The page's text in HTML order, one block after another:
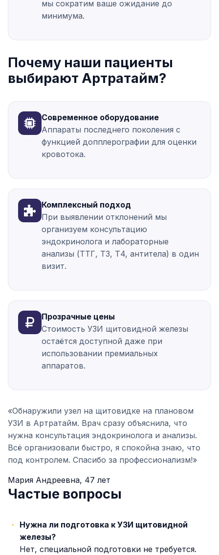
мы сократим ваше ожидание до
минимума.
Почему наши пациенты
выбирают Артратайм?
Современное оборудование
Аппараты последнего поколения с
функцией допплерографии для оценки
кровотока.
Комплексный подход
При выявлении отклонений мы
организуем консультацию
эндокринолога и лабораторные
анализы (ТТГ, Т3, Т4, антитела) в один
визит.
Прозрачные цены
Стоимость УЗИ щитовидной железы
остаётся доступной даже при
использовании премиальных
аппаратов.
«Обнаружили узел на щитовидке на плановом
УЗИ в Артратайм. Врач сразу объяснила, что
нужна консультация эндокринолога и анализы.
Всё организовали быстро, я спокойна знаю, что
под контролем. Спасибо за профессионализм!»
Мария Андреевна, 47 лет
Частые вопросы
Нужна ли подготовка к УЗИ щитовидной
железы?
Нет, специальной подготовки не требуется.